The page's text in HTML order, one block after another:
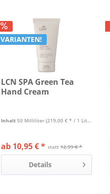
VARIANTEN!
LCN SPA Green Tea
Hand Cream
Inhalt 50 Milliliter (219,00 € * / 1 Liter)
statt 12,99 € *
ab 10,95 € *
Details